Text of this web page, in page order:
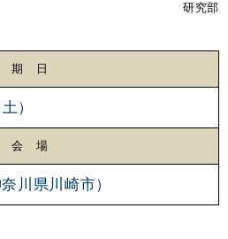
研究部
期 日
）
会 場
川県川崎市）